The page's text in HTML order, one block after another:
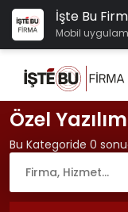
İşte Bu
Mobil
Özel
Bu Kategoride 0